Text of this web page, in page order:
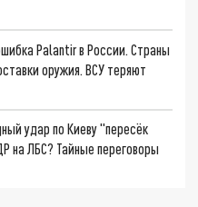
Palantir в России. Страны
оружия. ВСУ теряют
удар по Киеву "пересёк
на ЛБС? Тайные переговоры